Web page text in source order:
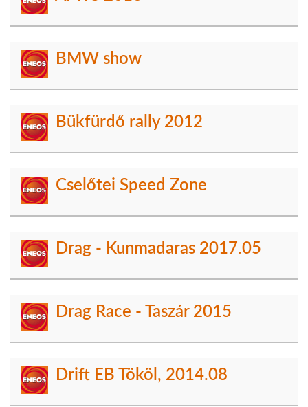
BMW show
Bükfürdő rally 2012
Cselőtei Speed Zone
Drag - Kunmadaras 2017.05
Drag Race - Taszár 2015
Drift EB Tököl, 2014.08